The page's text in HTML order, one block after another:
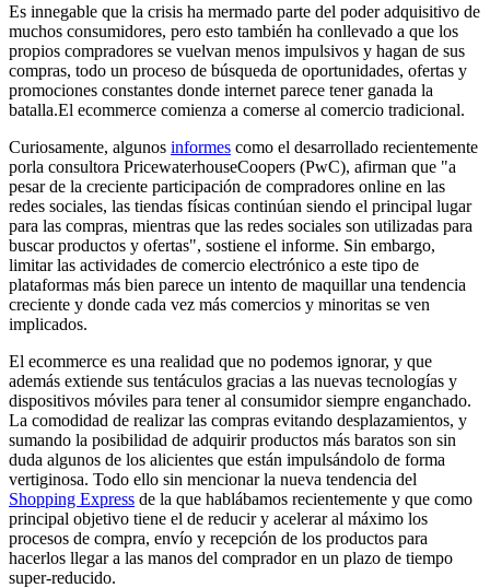
Es innegable que la crisis ha mermado parte del poder adquisitivo de
muchos consumidores, pero esto también ha conllevado a que los
propios compradores se vuelvan menos impulsivos y hagan de sus
compras, todo un proceso de búsqueda de oportunidades, ofertas y
promociones constantes donde internet parece tener ganada la
batalla.El ecommerce comienza a comerse al comercio tradicional.
Curiosamente, algunos informes como el desarrollado recientemente
porla consultora PricewaterhouseCoopers (PwC), afirman que "a
pesar de la creciente participación de compradores online en las
redes sociales, las tiendas físicas continúan siendo el principal lugar
para las compras, mientras que las redes sociales son utilizadas para
buscar productos y ofertas", sostiene el informe. Sin embargo,
limitar las actividades de comercio electrónico a este tipo de
plataformas más bien parece un intento de maquillar una tendencia
creciente y donde cada vez más comercios y minoritas se ven
implicados.
El ecommerce es una realidad que no podemos ignorar, y que
además extiende sus tentáculos gracias a las nuevas tecnologías y
dispositivos móviles para tener al consumidor siempre enganchado.
La comodidad de realizar las compras evitando desplazamientos, y
sumando la posibilidad de adquirir productos más baratos son sin
duda algunos de los alicientes que están impulsándolo de forma
vertiginosa. Todo ello sin mencionar la nueva tendencia del
Shopping Express de la que hablábamos recientemente y que como
principal objetivo tiene el de reducir y acelerar al máximo los
procesos de compra, envío y recepción de los productos para
hacerlos llegar a las manos del comprador en un plazo de tiempo
super-reducido.